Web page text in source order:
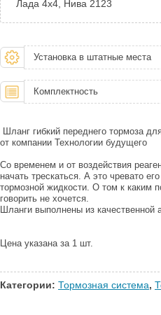
Лада 4х4, Нива 2123
Установка в штатные места
Комплектность
Шланг гибкий переднего тормоза
от компании Технологии будущего
Со временем и от воздействия
начать трескаться. А это чревато
тормозной жидкости. О том к каким
говорить не хочется.
Шланги выполнены из качественной
Цена указана за 1 шт.
Категории: Тормозная система,